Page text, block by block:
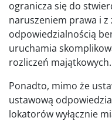
ogranicza się do
naruszeniem prawa i
odpowiedzialnością
uruchamia
rozliczeń majątkowych.
Ponadto, mimo że
ustawową
lokatorów wyłącznie